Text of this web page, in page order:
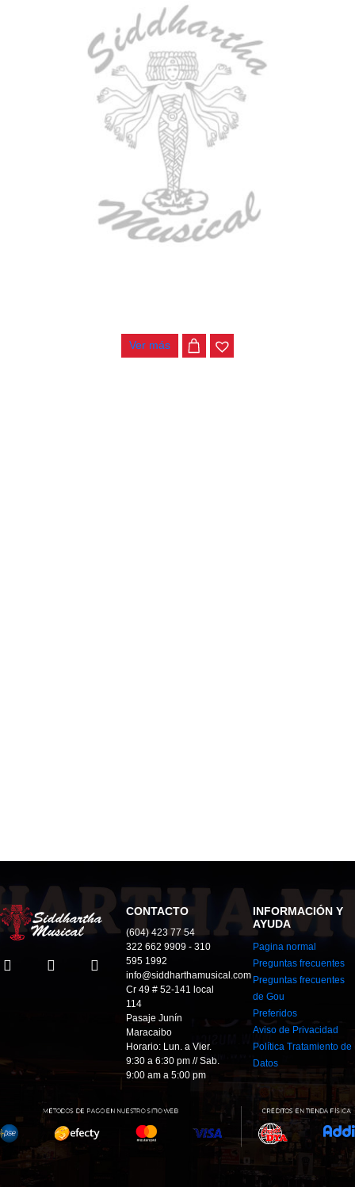
Ver más
CONTACTO
(604) 423 77 54
322 662 9909 - 310
595 1992
info@siddharthamusical.com
Cr 49 # 52-141 local
114
Pasaje Junín
Maracaibo
Horario: Lun. a Vier.
9:30 a 6:30 pm // Sab.
9:00 am a 5:00 pm
INFORMACIÓN Y
AYUDA
Pagina normal
Preguntas frecuentes
Preguntas frecuentes
de Gou
Preferidos
Aviso de Privacidad
Política Tratamiento de
Datos